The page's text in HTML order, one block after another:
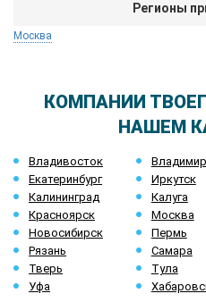
Регионы
Москва
КОМПАНИИ
НАШЕМ
Владивосток Владимир
Екатеринбург
Иркутск
Калининград
Калуга
Красноярск
Москва
Новосибирск
Пермь
Рязань
Самара
Тверь
Тула
Уфа